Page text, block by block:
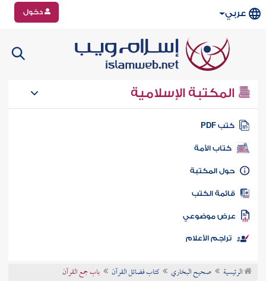
عربي دخول
المكتبة الإسلامية
كتب PDF
كتاب الأمة
المكتبة
الكتب
موضوعي
تراجم الأعلام
الرئيسية صحيح البخاري كتاب فضائل القرآن باب جمع القرآن